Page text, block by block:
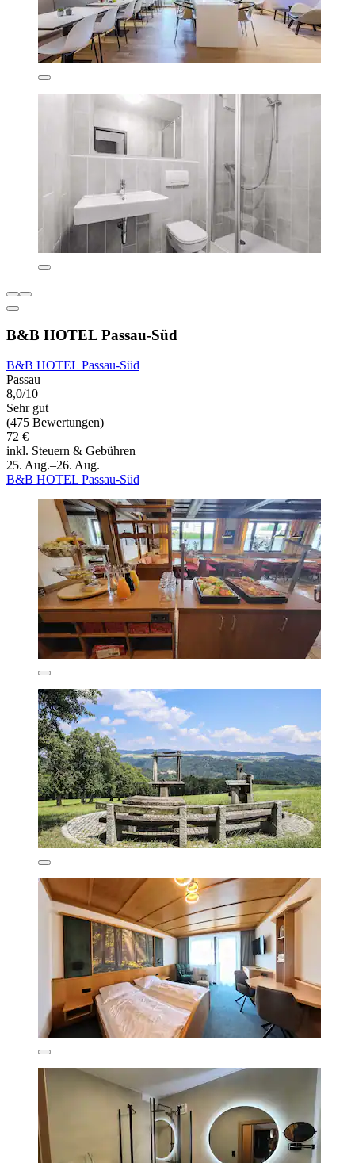
B&B HOTEL Passau-Süd
B&B HOTEL Passau-Süd
Passau
8,0/10
Sehr gut
(475 Bewertungen)
72 €
inkl. Steuern & Gebühren
25. Aug.–26. Aug.
B&B HOTEL Passau-Süd